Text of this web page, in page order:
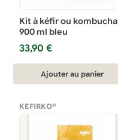
Kit à kéfir ou kombucha
900 ml bleu
33,90€
Ajouter au panier
KEFIRKO®